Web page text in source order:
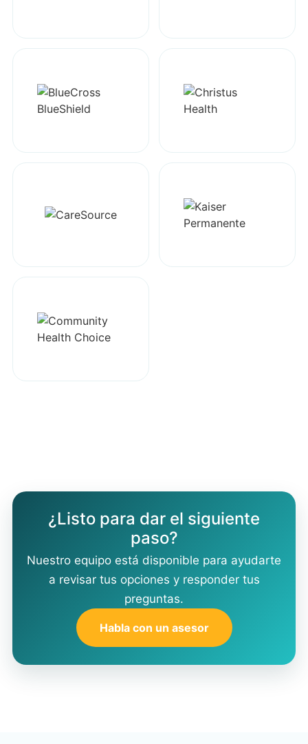
¿Listo para dar el siguiente
paso?
Nuestro equipo está disponible para ayudarte
a revisar tus opciones y responder tus
preguntas.
Habla con un asesor